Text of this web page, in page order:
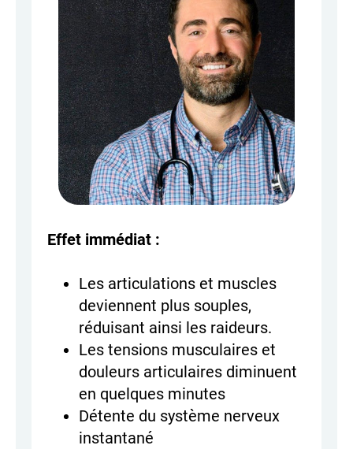
Effet immédiat :
Les articulations et muscles
deviennent plus souples,
réduisant ainsi les raideurs.
Les tensions musculaires et
douleurs articulaires diminuent
en quelques minutes
Détente du système nerveux
instantané